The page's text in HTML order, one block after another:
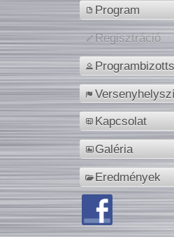
Program
Regisztráció
Kapcsolat
Galéria
Eredmények